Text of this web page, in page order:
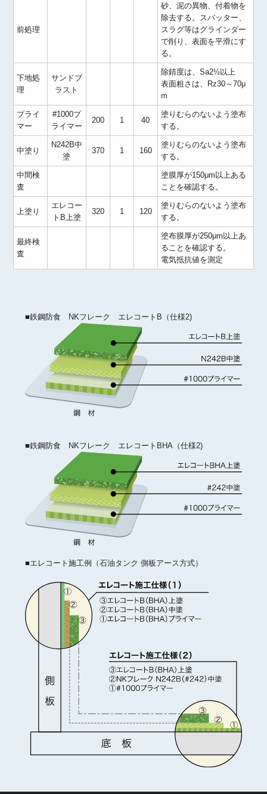
前処理
砂、泥の異物、付着物を
除去する。スパッター、
スラグ等はグラインダー
で削り、表面を平滑にす
る。
下地処
理
サンドブ
ラスト
除錆度は、Sa2½以上
表面粗さは、Rz30～70μ
m
プライ
マー
#1000プ
ライマー
200 1 40
塗りむらのないよう塗布
する。
中塗り
N242B中
塗
370 1 160
塗りむらのないよう塗布
する。
中間検
査
塗膜厚が150μm以上ある
ことを確認する。
上塗り
エレコー
トB上塗
320 1 120
塗りむらのないよう塗布
する。
最終検
査
塗布膜厚が250μm以上あ
ることを確認する。
電気抵抗値を測定
■鉄鋼防食 NKフレーク エレコートB（仕様2)
■鉄鋼防食 NKフレーク エレコートBHA（仕様2)
■エレコート施工例（石油タンク 側板アース方式）